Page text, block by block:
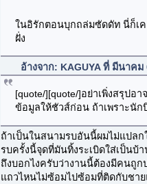
ในอิรักตอนบุกถล่มซัดดัท นี่ก็เค
ฝั่ง
อ้างจาก: KAGUYA ที่ มีนาคม
[quote/][quote/]อย่าเพิ่งสรุปอ
ข้อมูลให้ชัวส์ก่อน ถ้าเพราะนัก
ถ้าเป็นในสนามรบอันนี้ผมไม่แปล
รบครั้งนี้จุดที่มันทิ้งระเบิดใส่เป็นบ้
ถึงบอกไงครับว่างานนี้ต้องมีคนถู
แถวไหนไม่ซ้อมไปซ้อมที่ติดกับชา